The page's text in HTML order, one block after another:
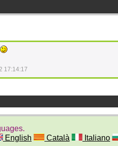
17:14:17
English Català
Italiano